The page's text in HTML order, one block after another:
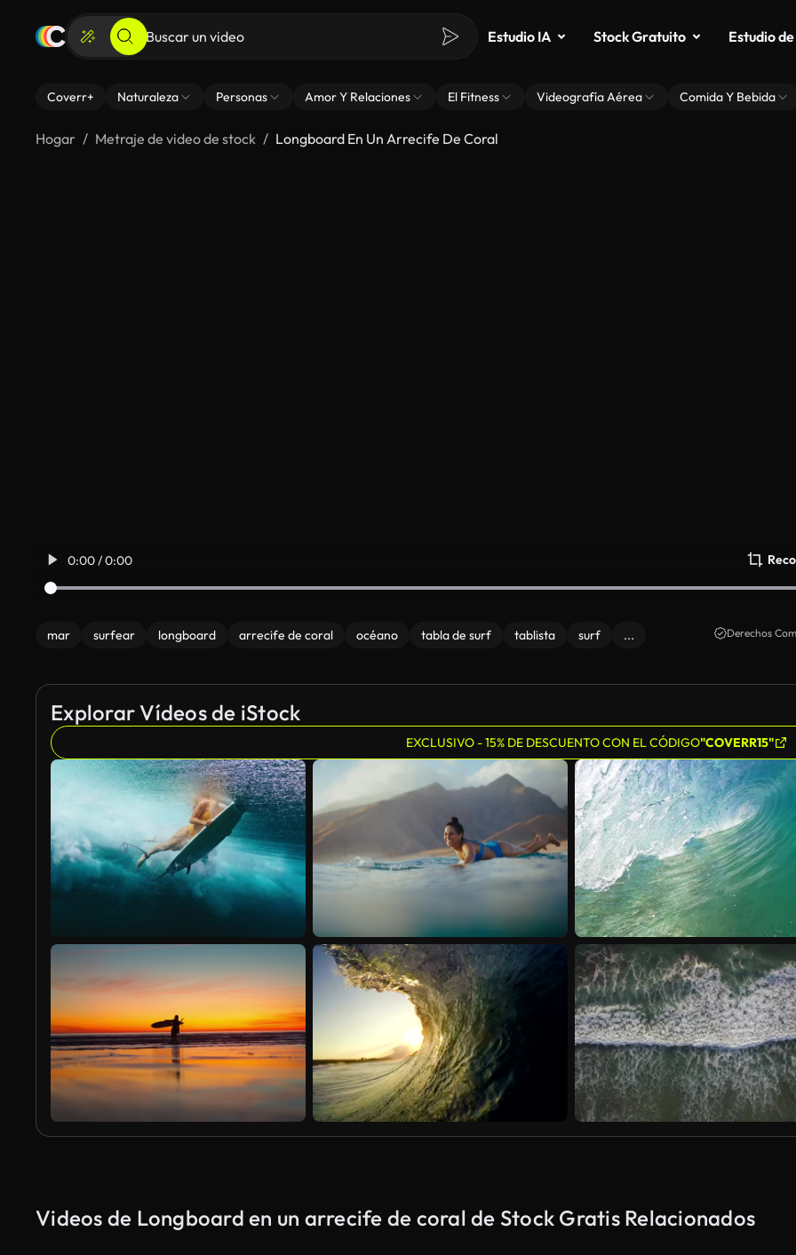
Estudio IA Stock Gratuito Estudio
Coverr+ Naturaleza Personas Amor Y Relaciones El Fitness Videografía Aérea Comida Y Bebida
Hogar Metraje de video de stock Longboard En Un Arrecife De Coral
0:00 / 0:00
mar surfear longboard arrecife de coral océano tabla de surf tablista surf ... Derechos
Explorar Vídeos de iStock
EXCLUSIVO - 15% DE DESCUENTO CON EL CÓDIGO"COVERR15"
Videos de Longboard en un arrecife de coral de Stock Gratis Relacionados